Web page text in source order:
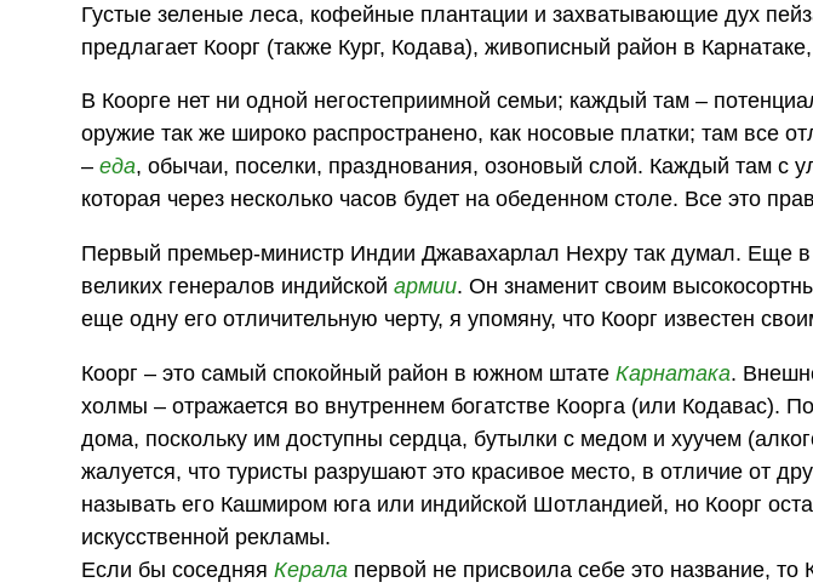
Густые зеленые леса, кофейные плантации и захватывающие дух
предлагает Коорг (также Кург, Кодава), живописный район в
В Коорге нет ни одной негостеприимной семьи; каждый там –
оружие так же широко распространено, как носовые платки; там все
–еда, обычаи, поселки, празднования, озоновый слой. Каждый там с
которая через несколько часов будет на обеденном столе. Все это
Первый премьер-министр Индии Джавахарлал Нехру так думал. Еще в
великих генералов индийскойармии. Он знаменит своим
еще одну его отличительную черту, я упомяну, что Коорг известен
Коорг – это самый спокойный район в южном штатеКарнатака.
холмы – отражается во внутреннем богатстве Коорга (или Кодавас).
дома, поскольку им доступны сердца, бутылки с медом и хуучем
жалуется, что туристы разрушают это красивое место, в отличие от
называть его Кашмиром юга или индийской Шотландией, но Коорг
искусственной рекламы.
Если бы соседняяКерала первой не присвоила себе это название, то